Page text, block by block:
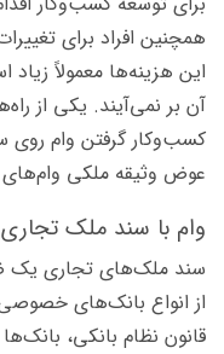
همچنین افراد برای
این هزینه‌ها معمولاً
آن بر نمی‌آیند. یکی از
کسب‌وکار گرفتن وام
عوض وثیقه ملکی وام‌های
وام با سند ملک تجاری
سند ملک‌های تجاری یک
از انواع بانک‌های
قانون نظام بانکی،